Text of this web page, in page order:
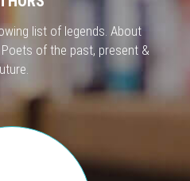
list of legends. About
of the past, present &